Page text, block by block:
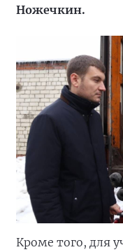
Ножечкин.
Кроме того, для